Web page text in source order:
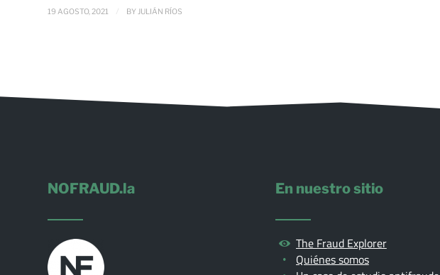
19 AGOSTO, 2021 BY JULIÁN RÍOS
NOFRAUD.la En nuestro sitio
The Fraud Explorer
Quiénes somos